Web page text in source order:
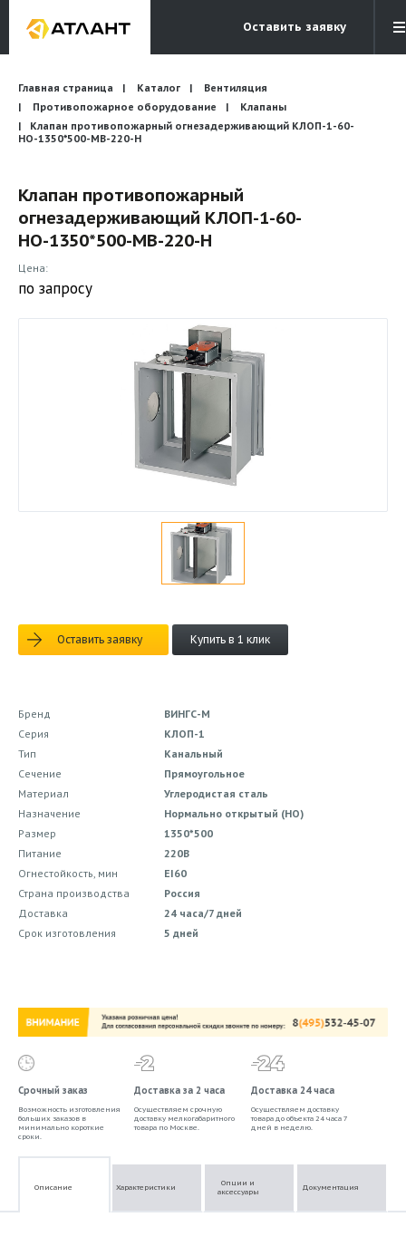
Оставить заявку
Электронная почта
info@atlantcompany.ru
Бесплатный звонок
8 (495) 532-45-07
Бренды
Каталоги
Бланки запросов
Главная страница Каталог
Вентиляция
Противопожарное оборудование
Клапаны
Клапан противопожарный огнезадерживающий КЛОП-1-60-
НО-1350*500-МВ-220-H
Клапан противопожарный
огнезадерживающий КЛОП-1-60-
НО-1350*500-МВ-220-H
Цена:
по запросу
Оставить заявку Купить в 1 клик
Бренд
ВИНГС-М
Серия
КЛОП-1
Тип
Канальный
Сечение
Прямоугольное
Материал
Углеродистая сталь
Назначение
Нормально открытый (НО)
Размер
1350*500
Питание
220В
Огнестойкость, мин
EI60
Страна производства
Россия
Доставка
24 часа/7 дней
Срок изготовления
5 дней
Срочный заказ
Возможность изготовления
больших заказов в
минимально короткие
сроки.
Доставка за 2 часа
Осуществляем срочную
доставку мелкогабаритного
товара по Москве.
Доставка 24 часа
Осуществляем доставку
товара до объекта 24 часа 7
дней в неделю.
Описание Характеристики
Опции и
аксессуары
Документация